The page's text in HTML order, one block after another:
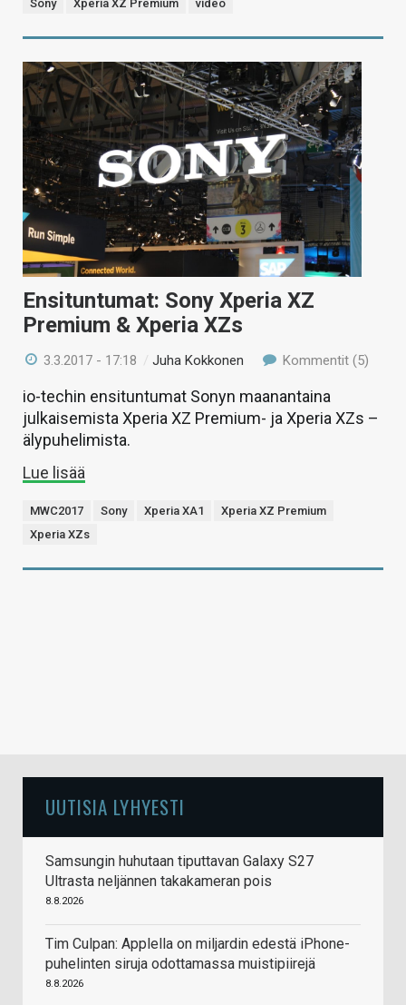
Sony Xperia XZ Premium video
Ensituntumat: Sony Xperia XZ
Premium & Xperia XZs
3.3.2017 - 17:18 /Juha Kokkonen Kommentit (5)
io-techin ensituntumat Sonyn maanantaina
julkaisemista Xperia XZ Premium- ja Xperia XZs –
älypuhelimista.
Lue lisää
MWC2017 Sony Xperia XA1
Xperia XZ Premium
Xperia XZs
UUTISIA LYHYESTI
Samsungin huhutaan tiputtavan Galaxy S27
Ultrasta neljännen takakameran pois
8.8.2026
Tim Culpan: Applella on miljardin edestä iPhone-
puhelinten siruja odottamassa muistipiirejä
8.8.2026